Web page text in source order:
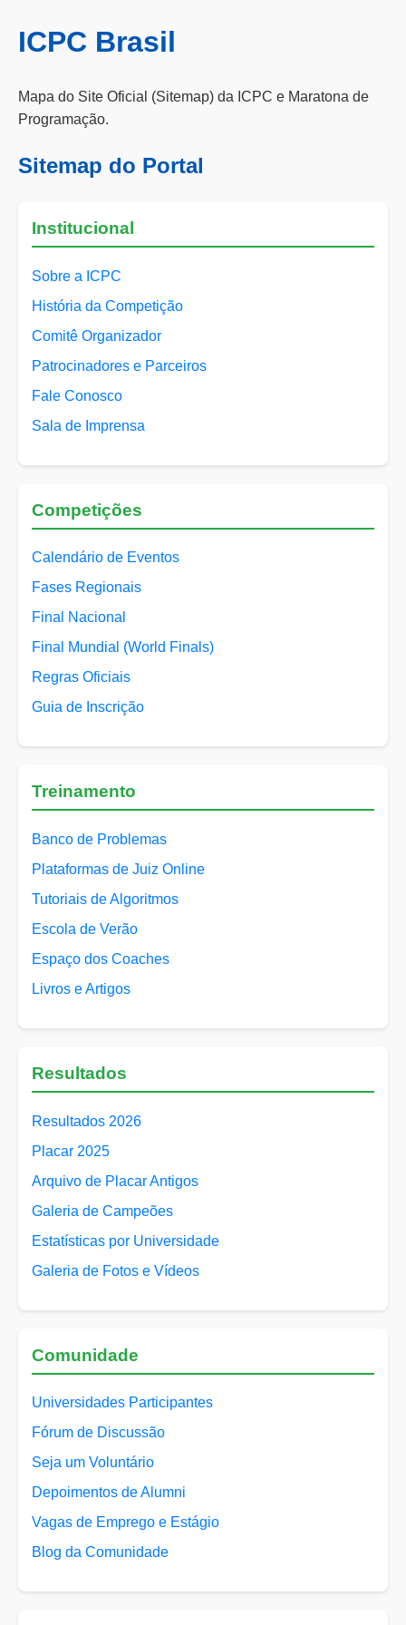
ICPC Brasil
Mapa do Site Oficial (Sitemap) da ICPC e Maratona de
Programação.
Sitemap do Portal
Institucional
Sobre a ICPC
História da Competição
Comitê Organizador
Patrocinadores e Parceiros
Fale Conosco
Sala de Imprensa
Competições
Calendário de Eventos
Fases Regionais
Final Nacional
Final Mundial (World Finals)
Regras Oficiais
Guia de Inscrição
Treinamento
Banco de Problemas
Plataformas de Juiz Online
Tutoriais de Algoritmos
Escola de Verão
Espaço dos Coaches
Livros e Artigos
Resultados
Resultados 2026
Placar 2025
Arquivo de Placar Antigos
Galeria de Campeões
Estatísticas por Universidade
Galeria de Fotos e Vídeos
Comunidade
Universidades Participantes
Fórum de Discussão
Seja um Voluntário
Depoimentos de Alumni
Vagas de Emprego e Estágio
Blog da Comunidade